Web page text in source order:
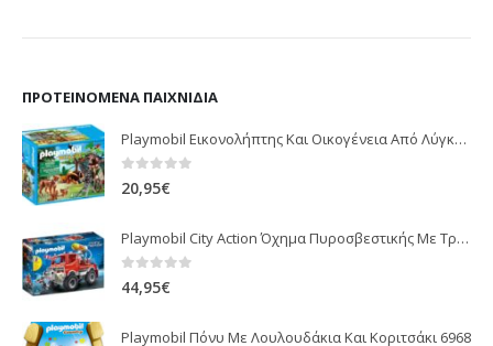
ΠΡΟΤΕΙΝΌΜΕΝΑ ΠΑΙΧΝΊΔΙΑ
Playmobil Εικονολήπτης Και Οικογένεια Από Λύγκες 5561
0 out of 5
20,95€
Playmobil City Action Όχημα Πυροσβεστικής Με Τροχαλία Ρυμούλκησης 9466
0 out of 5
44,95€
Playmobil Πόνυ Με Λουλουδάκια Και Κοριτσάκι 6968